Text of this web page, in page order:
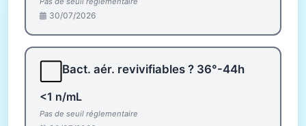
30/07/2026
Bact. aér. revivifiables ? 36°-44h
<1 n/mL
Pas de seuil réglementaire